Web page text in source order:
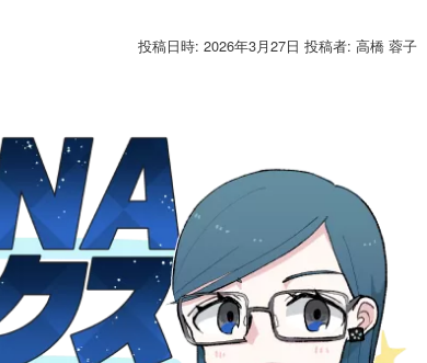
投稿日時:2026年3月27日 投稿者:高橋 蓉子